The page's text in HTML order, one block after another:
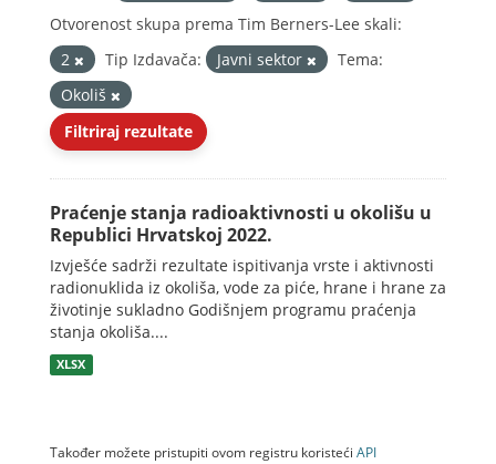
Otvorenost skupa prema Tim Berners-Lee skali:
2
Tip Izdavača: Javni sektor
Tema:
Okoliš
Filtriraj rezultate
Praćenje stanja radioaktivnosti u okolišu u
Republici Hrvatskoj 2022.
Izvješće sadrži rezultate ispitivanja vrste i aktivnosti
radionuklida iz okoliša, vode za piće, hrane i hrane za
životinje sukladno Godišnjem programu praćenja
stanja okoliša....
XLSX
Također možete pristupiti ovom registru koristeći API